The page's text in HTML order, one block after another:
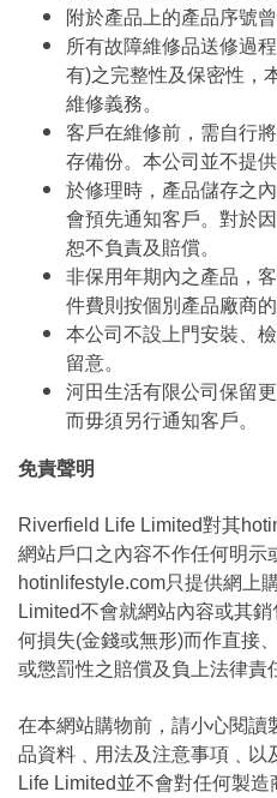
附於產品上的產品序號
所有故障維修品送修過
有)之完整性及保密性，
維修義務。
客戶在維修前，需自行
存備份。本公司並不提
於修理時，產品儲存之
會預先通知客戶。對於
恕不負責及賠償。
非保用年期內之產品，
件費則按個別產品廠商的
本公司不設上門安裝、
留意。
河田生活有限公司保留
而毋須另行通知客戶。
免責聲明
Riverfield Life Limited對其
網站戶口之內容不作任何明示
hotinlifestyle.com只提供網上
Limited不會就網站內容或其
何損失(金錢或無形)而作直接
或懲罰性之賠償及負上法律責
在本網站購物前，請小心閱讀
品資料﹑用法及注意事項﹑以
Life Limited並不會對任何製